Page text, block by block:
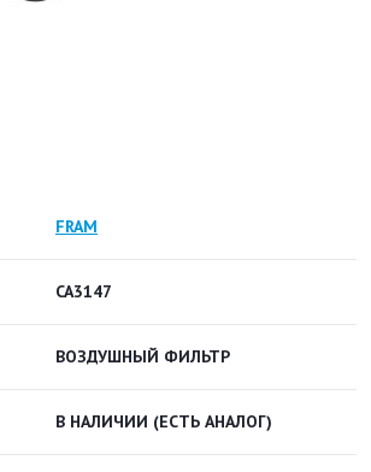
FRAM
CA3147
ВОЗДУШНЫЙ ФИЛЬТР
В НАЛИЧИИ (ЕСТЬ АНАЛОГ)